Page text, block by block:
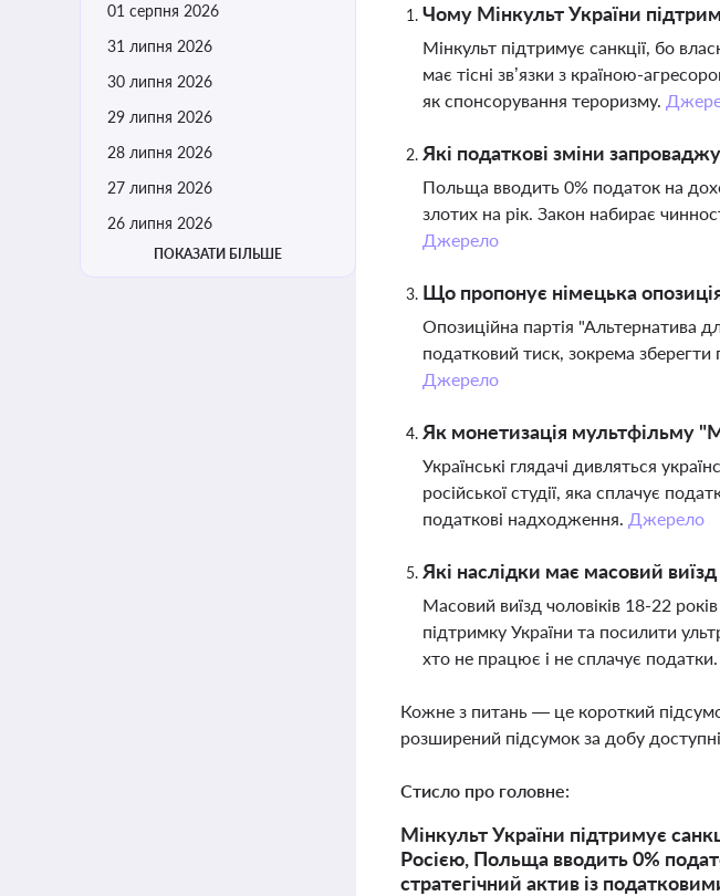
01 серпня 2026
31 липня 2026
30 липня 2026
29 липня 2026
28 липня 2026
27 липня 2026
26 липня 2026
ПОКАЗАТИ БІЛЬШЕ
Чому Мінкульт України
Мінкульт підтримує санкції, бо
має тісні зв’язки з країною-
як спонсорування тероризму.
Які податкові зміни
Польща вводить 0% податок на
злотих на рік. Закон набирає
Джерело
Що пропонує німецька
Опозиційна партія "Альтернатива
податковий тиск, зокрема
Джерело
Як монетизація мультфільму
Українські глядачі дивляться
російської студії, яка сплачує
податкові надходження. Джерело
Які наслідки має масовий
Масовий виїзд чоловіків 18-22
підтримку України та посилити
хто не працює і не сплачує податки.
Кожне з питань — це короткий
розширений підсумок за добу
Стисло про головне:
Мінкульт України підтримує
Росією, Польща вводить 0%
стратегічний актив із